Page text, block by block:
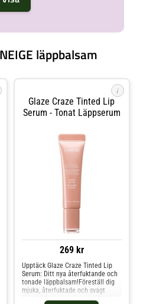
läppbalsam
i
Glaze Craze Tinted Lip
Serum - Tonat Läppserum
269 kr
Upptäck Glaze Craze Tinted Lip
Serum: Ditt nya återfuktande och
tonade läppbalsam!Föreställ dig
mjuka, återfuktade och svagt